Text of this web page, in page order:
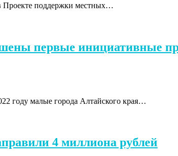
Проекте поддержки местных…
первые инициативные
году малые города Алтайского края…
4 миллиона рублей